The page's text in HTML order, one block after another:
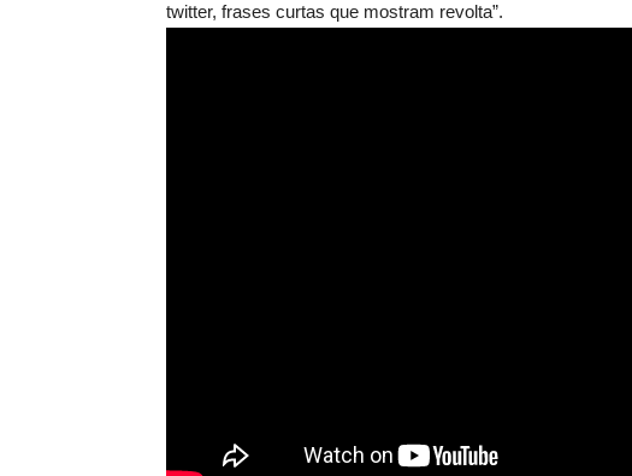
twitter, frases curtas que mostram revolta”.